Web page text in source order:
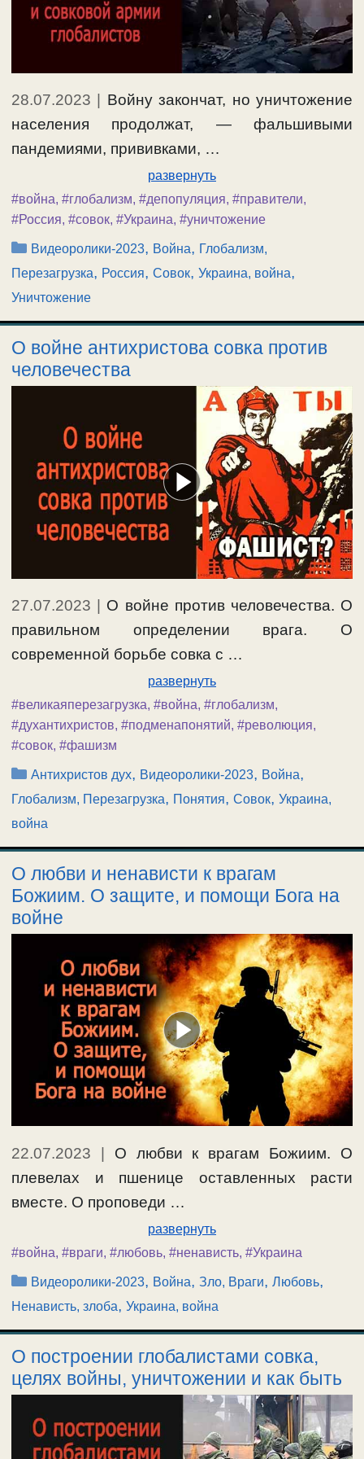
28.07.2023
Войну закончат, но уничтожение
населения продолжат, — фальшивыми
пандемиями, прививками, …
развернуть
#война, #глобализм, #депопуляция, #правители,
#Россия, #совок, #Украина, #уничтожение
Рубрики
Видеоролики-2023, Война, Глобализм,
Перезагрузка, Россия, Совок, Украина, война,
Уничтожение
О войне антихристова совка против
человечества
27.07.2023
О войне против человечества. О
правильном определении врага. О
современной борьбе совка с …
развернуть
#великаяперезагрузка, #война, #глобализм,
#духантихристов, #подменапонятий, #революция,
#совок, #фашизм
Рубрики
Антихристов дух, Видеоролики-2023, Война,
Глобализм, Перезагрузка, Понятия, Совок, Украина,
война
О любви и ненависти к врагам
Божиим. О защите, и помощи Бога на
войне
22.07.2023
О любви к врагам Божиим. О
плевелах и пшенице оставленных расти
вместе. О проповеди …
развернуть
#война, #враги, #любовь, #ненависть, #Украина
Рубрики
Видеоролики-2023, Война,Зло, Враги,Любовь,
Ненависть, злоба, Украина, война
О построении глобалистами совка,
целях войны, уничтожении и как быть